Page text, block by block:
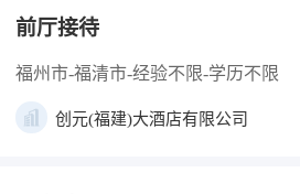
前厅接待
福州市-福清市-经验不限-学历不限
创元(福建)大酒店有限公司